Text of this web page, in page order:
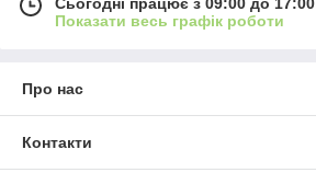
Показати весь графік роботи
Про нас
Контакти